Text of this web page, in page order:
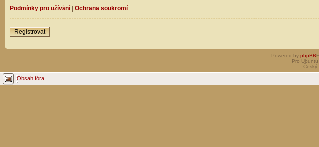
Podmínky pro užívání | Ochrana soukromí
Registrovat
Powered by phpBB
Pro
Český
Obsah fóra